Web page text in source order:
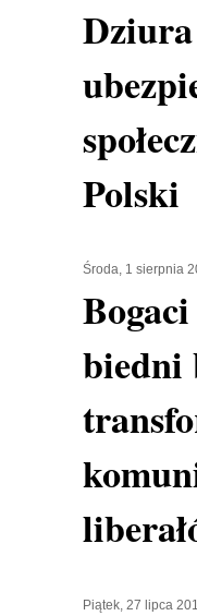
Polski
Środa, 1 sierpnia
biedni
Piątek, 27 lipca